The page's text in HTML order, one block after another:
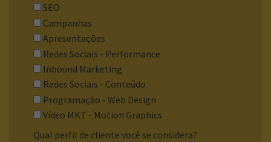
SEO
Campanhas
Apresentações
Redes Sociais - Performance
Inbound Marketing
Redes Sociais - Conteúdo
Programação - Web Design
Vídeo MKT - Motion Graphics
Qual perfil de cliente você se considera?